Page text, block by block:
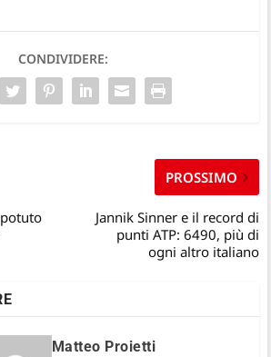
CONDIVIDERE:
PROSSIMO
Jannik Sinner e il record di
punti ATP: 6490, più di
ogni altro italiano
Matteo Proietti